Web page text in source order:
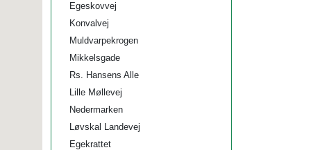
Egeskovvej
Konvalvej
Muldvarpekrogen
Mikkelsgade
Rs. Hansens Alle
Lille Møllevej
Nedermarken
Løvskal Landevej
Egekrattet